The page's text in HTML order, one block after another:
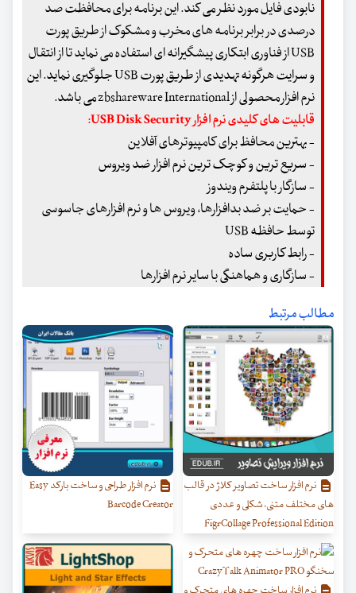
نابودی فایل مورد نظر می کند. این برنامه برای محافظت صد
درصدی در برابر برنامه های مخرب و مشکوک از طریق پورت
USB از فناوری ابتکاری پیشگیرانه ای استفاده می نماید تا از انتقال
و سرایت هرگونه تهدیدی از طریق پورت USB جلوگیری نماید. این
نرم افزار محصولی از zbshareware International می باشد.
قابلیت های کلیدی نرم افزار USB Disk Security:
- بهترین محافظ برای کامپیوترهای آفلاین
- سریع ترین و کوچک ترین نرم افزار ضد ویروس
- سازگار با پلتفرم ویندوز
- حمایت بر ضد بدافزارها، ویروس ها و نرم افزارهای جاسوسی
توسط حافظه USB
- رابط کاربری ساده
- سازگاری و هماهنگی با سایر نرم افزارها
مطالب مرتبط
نرم افزار ساخت تصاویر کلاژ در قالب
های مختلف متنی، شکلی و عددی
FigrCollage Professional Edition
نرم افزار طراحی و ساخت بارکد Easy
Barcode Creator